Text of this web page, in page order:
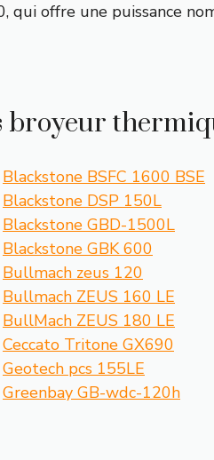
qui offre une puissance
broyeur
Blackstone BSFC 1600 BSE
Blackstone DSP 150L
Blackstone GBD-1500L
Blackstone GBK 600
Bullmach zeus 120
Bullmach ZEUS 160 LE
BullMach ZEUS 180 LE
Ceccato Tritone GX690
Geotech pcs 155LE
Greenbay GB-wdc-120h